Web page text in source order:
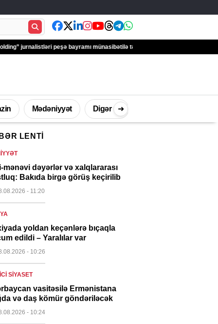
peşə bayramı münasibətilə təbrik edib – FOTOLAR
Mədəniyyət Digər ➜
LENTI
mənəvi dəyərlər və xalqlararası
Bakıda birgə görüş keçirilib
- 11:20
yoldan keçənlərə bıçaqla
edildi – Yaralılar var
- 10:26
SIYASET
vasitəsilə Ermənistana
və daş kömür göndəriləcək
- 10:24